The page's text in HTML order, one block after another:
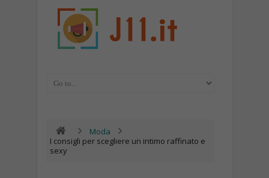
Moda
I consigli per scegliere un intimo raffinato e
sexy